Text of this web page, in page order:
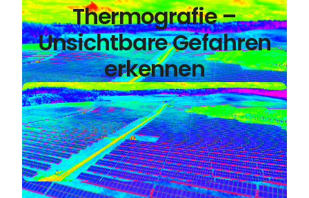
Thermografie –
Unsichtbare Gefahren
erkennen